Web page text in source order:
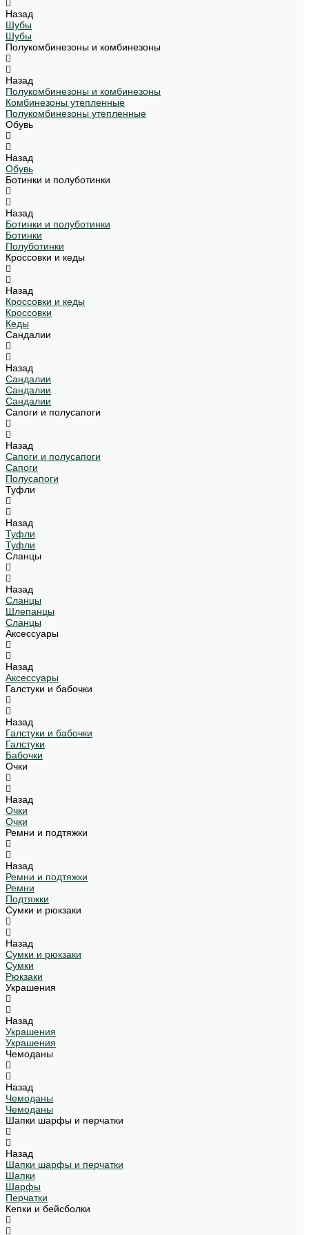
Назад
Шубы
Шубы
Полукомбинезоны и комбинезоны
Назад
Полукомбинезоны и комбинезоны
Комбинезоны утепленные
Полукомбинезоны утепленные
Обувь
Назад
Обувь
Ботинки и полуботинки
Назад
Ботинки и полуботинки
Ботинки
Полуботинки
Кроссовки и кеды
Назад
Кроссовки и кеды
Кроссовки
Кеды
Сандалии
Назад
Сандалии
Сандалии
Сандалии
Сапоги и полусапоги
Назад
Сапоги и полусапоги
Сапоги
Полусапоги
Туфли
Назад
Туфли
Туфли
Сланцы
Назад
Сланцы
Шлепанцы
Сланцы
Аксессуары
Назад
Аксессуары
Галстуки и бабочки
Назад
Галстуки и бабочки
Галстуки
Бабочки
Очки
Назад
Очки
Очки
Ремни и подтяжки
Назад
Ремни и подтяжки
Ремни
Подтяжки
Сумки и рюкзаки
Назад
Сумки и рюкзаки
Сумки
Рюкзаки
Украшения
Назад
Украшения
Украшения
Чемоданы
Назад
Чемоданы
Чемоданы
Шапки шарфы и перчатки
Назад
Шапки шарфы и перчатки
Шапки
Шарфы
Перчатки
Кепки и бейсболки